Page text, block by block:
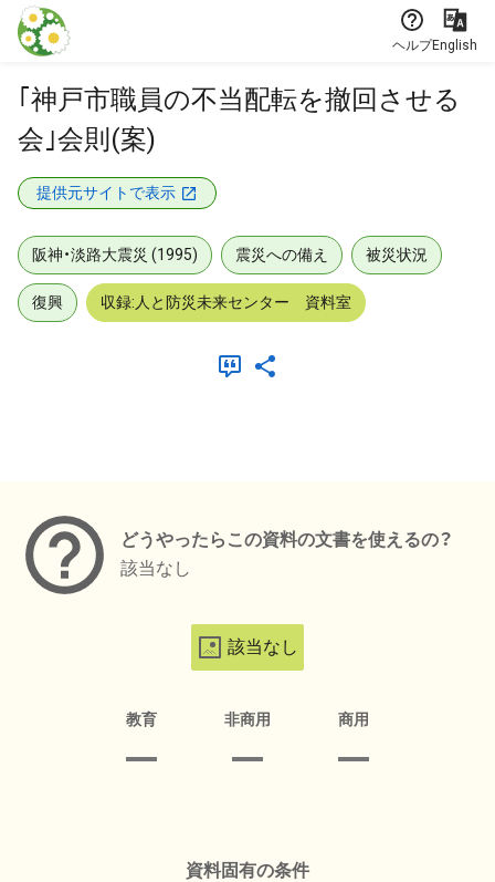
本文に飛ぶ
ヘルプEnglish
｢神戸市職員の不当配転を撤回させる
会｣会則(案)
提供元サイトで表示
阪神・淡路大震災 (1995) 震災への備え 被災状況
復興 収録:人と防災未来センター 資料室
どうやったらこの資料の文書を使えるの？
該当なし
該当なし
教育 非商用 商用
資料固有の条件